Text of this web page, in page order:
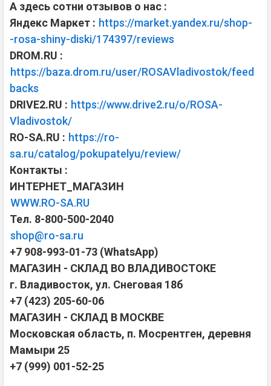
А здесь сотни отзывов о нас :
Яндекс Маркет : https://market.yandex.ru/shop-
-rosa-shiny-diski/174397/reviews
DROM.RU :
https://baza.drom.ru/user/ROSAVladivostok/feed
backs
DRIVE2.RU : https://www.drive2.ru/o/ROSA-
Vladivostok/
RO-SA.RU : https://ro-
sa.ru/catalog/pokupatelyu/review/
Контакты :
ИНТЕРНЕТ_МАГАЗИН
WWW.RO-SA.RU
Тел. 8-800-500-2040
shop@ro-sa.ru
+7 908-993-01-73 (WhatsApp)
МАГАЗИН - СКЛАД ВО ВЛАДИВОСТОКЕ
г. Владивосток, ул. Снеговая 18б
+7 (423) 205-60-06
МАГАЗИН - СКЛАД В МОСКВЕ
Московская область, п. Мосрентген, деревня
Мамыри 25
+7 (999) 001-52-25